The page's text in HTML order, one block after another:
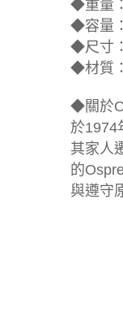
◆重量
◆容量
◆尺寸
◆材質
◆關於
於1974
其家人
的
與遵守